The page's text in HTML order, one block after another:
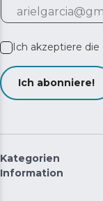
Ich akzeptiere die
Ich abonniere!
Kategorien
Information